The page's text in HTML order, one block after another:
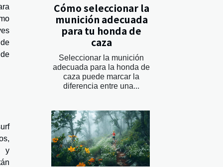
y
Cómo seleccionar la
munición adecuada
para tu honda de
caza
Seleccionar la munición
adecuada para la honda de
caza puede marcar la
diferencia entre una...